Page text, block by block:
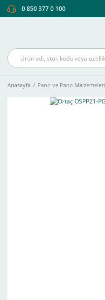
0 850 377 0 100
Anasayfa Pano ve Pano Malzemeleri